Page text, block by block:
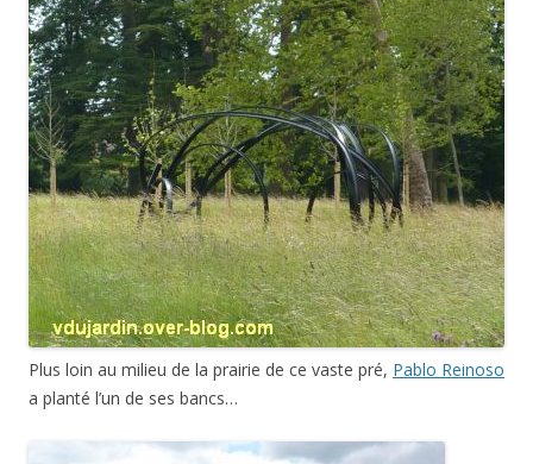
Plus loin au milieu de la prairie de ce vaste pré, Pablo Reinoso
a planté l’un de ses bancs…